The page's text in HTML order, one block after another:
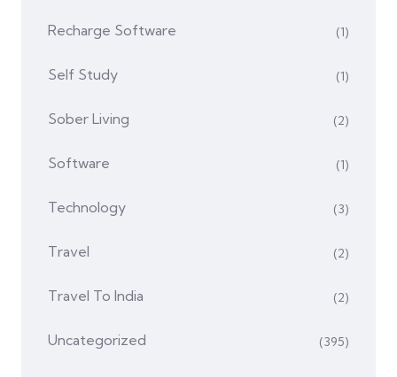
Recharge Software (1)
Self Study (1)
Sober Living (2)
Software (1)
Technology (3)
Travel (2)
Travel To India (2)
Uncategorized (395)